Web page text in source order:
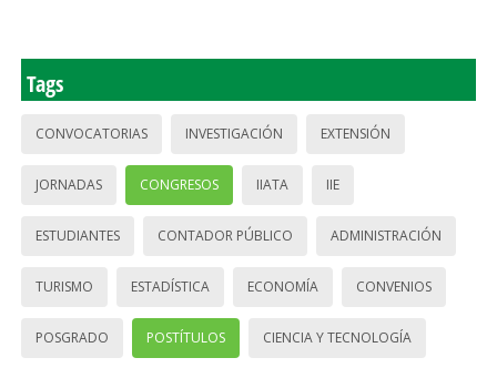
Tags
CONVOCATORIAS INVESTIGACIÓN EXTENSIÓN
JORNADAS CONGRESOS IIATA IIE
ESTUDIANTES CONTADOR PÚBLICO ADMINISTRACIÓN
TURISMO ESTADÍSTICA ECONOMÍA CONVENIOS
POSGRADO POSTÍTULOS CIENCIA Y TECNOLOGÍA